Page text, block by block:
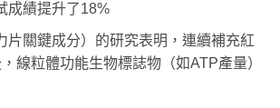
成績提升了18%
片關鍵成分）的研究表明，連續補充紅
線粒體功能生物標誌物（如ATP產量）